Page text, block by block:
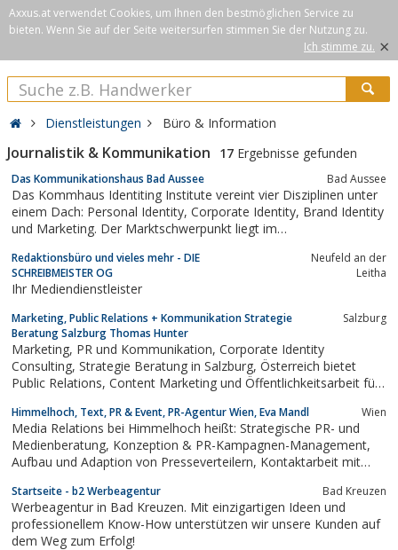
Axxus.at verwendet Cookies, um Ihnen den bestmöglichen Service zu
bieten. Wenn Sie auf der Seite weitersurfen stimmen Sie der Nutzung zu.
Ich stimme zu. ×
Dienstleistungen Büro & Information
Journalistik & Kommunikation 17 Ergebnisse gefunden
Das Kommunikationshaus Bad Aussee Bad Aussee
Das Kommhaus Identiting Institute vereint vier Disziplinen unter
einem Dach: Personal Identity, Corporate Identity, Brand Identity
und Marketing. Der Marktschwerpunkt liegt im
Europa aktiv. 1992 in Bad Aussee gegründet, sind heute fast 30
MitarbeiterInnen an den Standorten...
Redaktionsbüro und vieles mehr - DIE
SCHREIBMEISTER OG
Neufeld an der
Leitha
Ihr Mediendienstleister
Marketing, Public Relations + Kommunikation Strategie
Beratung Salzburg Thomas Hunter
Salzburg
Marketing, PR und Kommunikation, Corporate Identity
Consulting, Strategie Beratung in Salzburg, Österreich bietet
Public Relations, Content Marketing und Öffentlichkeitsarbeit für
Marketing.
Himmelhoch, Text, PR & Event, PR-Agentur Wien, Eva Mandl Wien
Media Relations bei Himmelhoch heißt: Strategische PR- und
Medienberatung, Konzeption & PR-Kampagnen-Management,
Aufbau und Adaption von Presseverteilern, Kontaktarbeit mit
Medien-Kooperationen, Pressekonferenzen und Journalisten-
Events, Interviews,...
Startseite - b2 Werbeagentur Bad Kreuzen
Werbeagentur in Bad Kreuzen. Mit einzigartigen Ideen und
professionellem Know-How unterstützen wir unsere Kunden auf
dem Weg zum Erfolg!